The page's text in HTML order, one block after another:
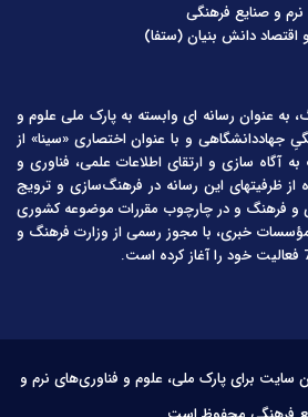
و صنایع فرهنگی
دانش بنیان (ستفا)
به عنوان رسانه ای وابسته به پارک ملی علوم و
جهاددانشگاهی و با عنوان اختصاری «سینا» از
کمک به آگاه سازی و ارتقای اطلاعات علمی، فناوری و
از ظرفیتهای این رسانه در فرهنگ‌سازی و ترویج
و فرهنگ و در چارچوب مقررات موضوعه کشوری
خبری، با مجوز رسمی از وزارت فرهنگ و
برای پارک ملی، علوم و فناوری‌های نرم و